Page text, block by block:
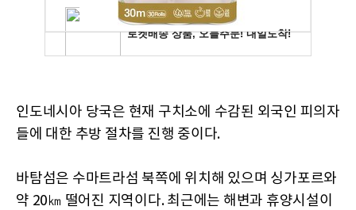
인도네시아 당국은 현재 구치소에 수감된 외국인 피의자
들에 대한 추방 절차를 진행 중이다.
바탐섬은 수마트라섬 북쪽에 위치해 있으며 싱가포르와
약 20㎞ 떨어진 지역이다. 최근에는 해변과 휴양시설이